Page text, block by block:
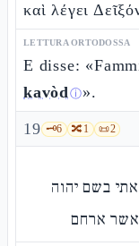
καὶ λέγει
LETTURA ORTODOSSA
E disse:
kavòdⓘ».
19 🗝️6 🔀1 📜2
בשם יהוה
אשר ארחם